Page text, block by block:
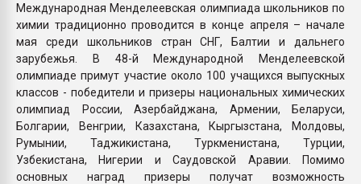
Международная Менделеевская олимпиада школьников по
химии традиционно проводится в конце апреля – начале
мая среди школьников стран СНГ, Балтии и дальнего
зарубежья. В 48-й Международной Менделеевской
олимпиаде примут участие около 100 учащихся выпускных
классов - победители и призеры национальных химических
олимпиад России, Азербайджана, Армении, Беларуси,
Болгарии, Венгрии, Казахстана, Кыргызстана, Молдовы,
Румынии, Таджикистана, Туркменистана, Турции,
Узбекистана, Нигерии и Саудовской Аравии. Помимо
основных наград призеры получат возможность